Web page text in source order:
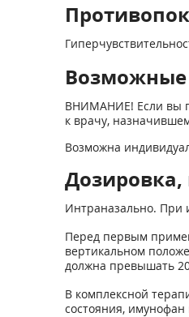
ВНИМАНИЕ! Если вы
к врачу,
Возможна
Интраназально. При
Перед первым
вертикальном
должна превышать
В комплексной
состояния,